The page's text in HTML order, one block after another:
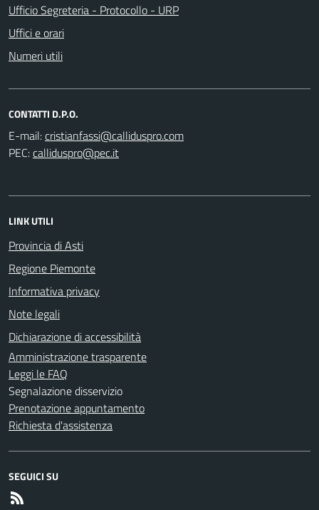
Ufficio Segreteria - Protocollo - URP
Uffici e orari
Numeri utili
CONTATTI D.P.O.
E-mail:
PEC:
LINK UTILI
Provincia di Asti
Regione Piemonte
Informativa privacy
Note legali
Dichiarazione di accessibilità
Amministrazione trasparente
Leggi le FAQ
Segnalazione disservizio
Prenotazione appuntamento
Richiesta d'assistenza
SEGUICI SU